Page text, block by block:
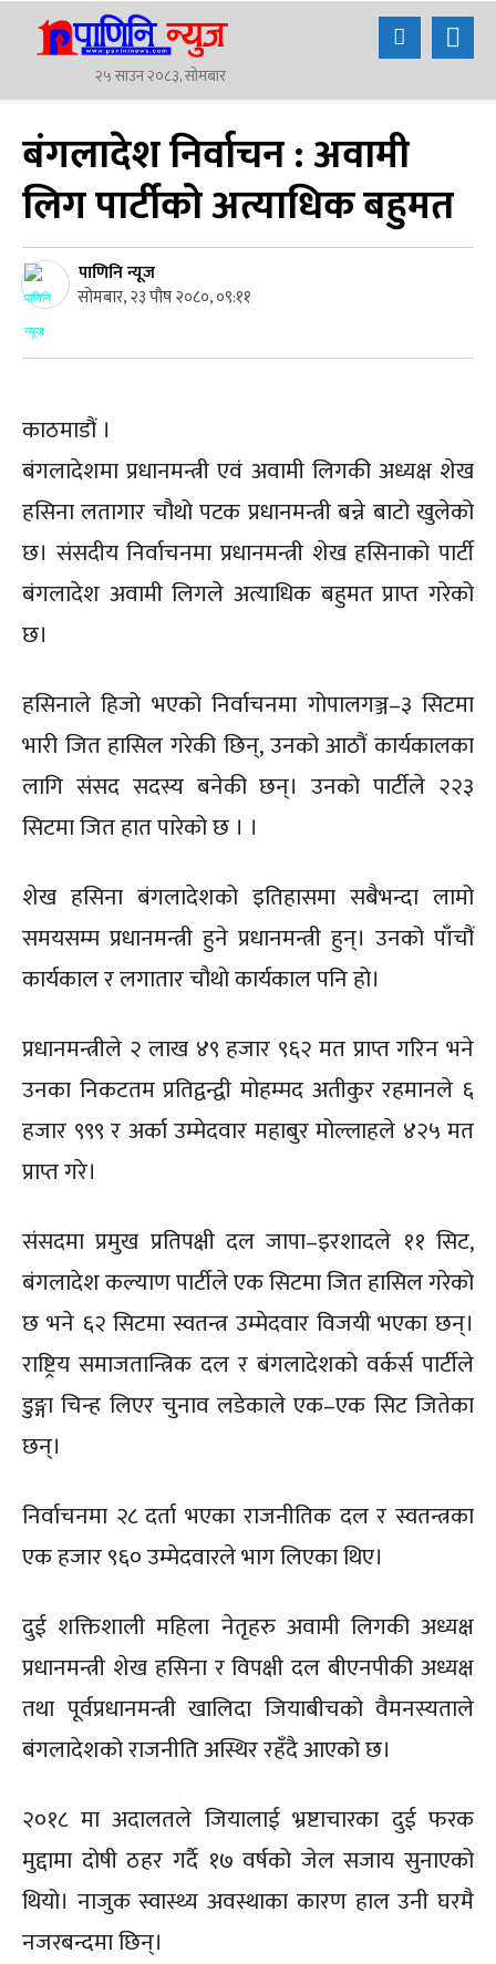
२५ साउन २०८३, सोमबार
बंगलादेश निर्वाचन : अवामी
लिग पार्टीको अत्याधिक बहुमत
पाणिनि न्यूज
सोमबार, २३ पौष २०८०, ०९:११
काठमाडौं ।
बंगलादेशमा प्रधानमन्त्री एवं अवामी लिगकी अध्यक्ष शेख
हसिना लतागार चौथो पटक प्रधानमन्त्री बन्ने बाटो खुलेको
छ। संसदीय निर्वाचनमा प्रधानमन्त्री शेख हसिनाको पार्टी
बंगलादेश अवामी लिगले अत्याधिक बहुमत प्राप्त गरेको
छ।
हसिनाले हिजो भएको निर्वाचनमा गोपालगञ्ज–३ सिटमा
भारी जित हासिल गरेकी छिन्, उनको आठौं कार्यकालका
लागि संसद सदस्य बनेकी छन्। उनको पार्टीले २२३
सिटमा जित हात पारेको छ । ।
शेख हसिना बंगलादेशको इतिहासमा सबैभन्दा लामो
समयसम्म प्रधानमन्त्री हुने प्रधानमन्त्री हुन्। उनको पाँचौं
कार्यकाल र लगातार चौथो कार्यकाल पनि हो।
प्रधानमन्त्रीले २ लाख ४९ हजार ९६२ मत प्राप्त गरिन भने
उनका निकटतम प्रतिद्वन्द्वी मोहम्मद अतीकुर रहमानले ६
हजार ९९९ र अर्का उम्मेदवार महाबुर मोल्लाहले ४२५ मत
प्राप्त गरे।
संसदमा प्रमुख प्रतिपक्षी दल जापा–इरशादले ११ सिट,
बंगलादेश कल्याण पार्टीले एक सिटमा जित हासिल गरेको
छ भने ६२ सिटमा स्वतन्त्र उम्मेदवार विजयी भएका छन्।
राष्ट्रिय समाजतान्त्रिक दल र बंगलादेशको वर्कर्स पार्टीले
डुङ्गा चिन्ह लिएर चुनाव लडेकाले एक–एक सिट जितेका
छन्।
निर्वाचनमा २८ दर्ता भएका राजनीतिक दल र स्वतन्त्रका
एक हजार ९६० उम्मेदवारले भाग लिएका थिए।
दुई शक्तिशाली महिला नेतृहरु अवामी लिगकी अध्यक्ष
प्रधानमन्त्री शेख हसिना र विपक्षी दल बीएनपीकी अध्यक्ष
तथा पूर्वप्रधानमन्त्री खालिदा जियाबीचको वैमनस्यताले
बंगलादेशको राजनीति अस्थिर रहँदै आएको छ।
२०१८ मा अदालतले जियालाई भ्रष्टाचारका दुई फरक
मुद्दामा दोषी ठहर गर्दै १७ वर्षको जेल सजाय सुनाएको
थियो। नाजुक स्वास्थ्य अवस्थाका कारण हाल उनी घरमै
नजरबन्दमा छिन्।